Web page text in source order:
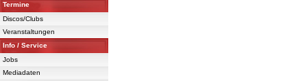
Termine
Discos/Clubs
Veranstaltungen
Info / Service
Jobs
Mediadaten